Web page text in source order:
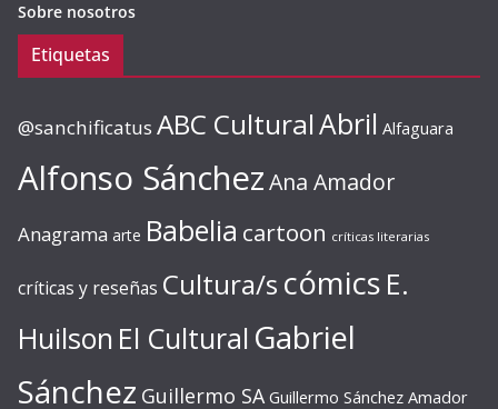
Sobre nosotros
Etiquetas
@sanchificatus ABC CulturalAbril Alfaguara
Alfonso SánchezAna Amador
Anagrama arte Babelia cartoon críticas literarias
críticas y reseñas Cultura/s cómics E.
Huilson El Cultural Gabriel
Sánchez Guillermo SA Guillermo Sánchez Amador